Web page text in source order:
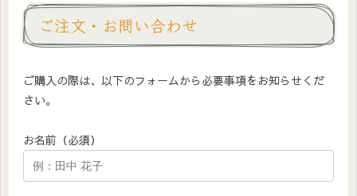
ご注文・お問い合わせ
ご購入の際は、以下のフォームから必要事項をお知らせくだ
さい。
お名前（必須）